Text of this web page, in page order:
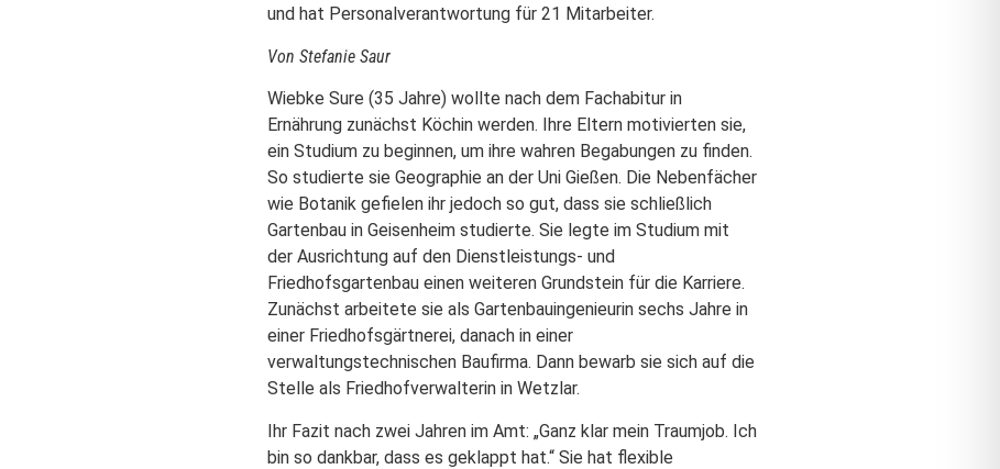
und hat Personalverantwortung für 21 Mitarbeiter.
Von Stefanie Saur
Wiebke Sure (35 Jahre) wollte nach dem Fachabitur in
Ernährung zunächst Köchin werden. Ihre Eltern motivierten sie,
ein Studium zu beginnen, um ihre wahren Begabungen zu finden.
So studierte sie Geographie an der Uni Gießen. Die Nebenfächer
wie Botanik gefielen ihr jedoch so gut, dass sie schließlich
Gartenbau in Geisenheim studierte. Sie legte im Studium mit
der Ausrichtung auf den Dienstleistungs- und
Friedhofsgartenbau einen weiteren Grundstein für die Karriere.
Zunächst arbeitete sie als Gartenbauingenieurin sechs Jahre in
einer Friedhofsgärtnerei, danach in einer
verwaltungstechnischen Baufirma. Dann bewarb sie sich auf die
Stelle als Friedhofverwalterin in Wetzlar.
Ihr Fazit nach zwei Jahren im Amt: „Ganz klar mein Traumjob. Ich
bin so dankbar, dass es geklappt hat.“ Sie hat flexible